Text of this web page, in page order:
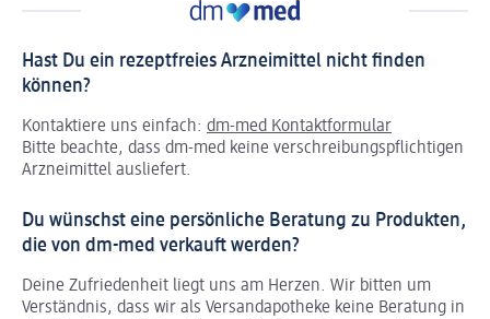
Hast Du ein rezeptfreies Arzneimittel nicht finden
können?
Kontaktiere uns einfach: dm-med Kontaktformular
Bitte beachte, dass dm-med keine verschreibungspflichtigen
Arzneimittel ausliefert.
Du wünschst eine persönliche Beratung zu Produkten,
die von dm-med verkauft werden?
Deine Zufriedenheit liegt uns am Herzen. Wir bitten um
Verständnis, dass wir als Versandapotheke keine Beratung in